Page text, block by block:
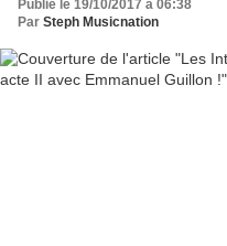
Publié le 19/10/2017 à 06:38
Par Steph Musicnation